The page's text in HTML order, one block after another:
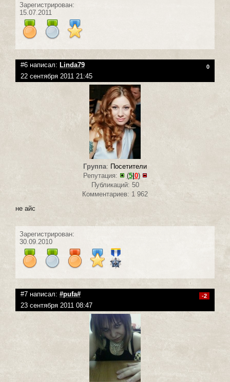
Зарегистрирован:
15.07.2011
#6 написал: Linda79 0
22 сентября 2011 21:45
Группа: Посетители
Репутация:
(5|0)
Публикаций: 50
Комментариев: 1 962
не айс
Зарегистрирован:
30.09.2010
#7 написал: #pufa# -2
23 сентября 2011 08:47